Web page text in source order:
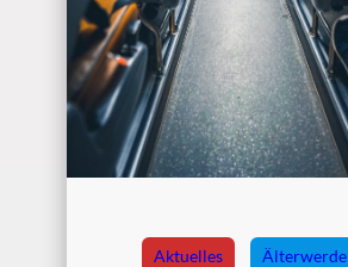
Aktuelles